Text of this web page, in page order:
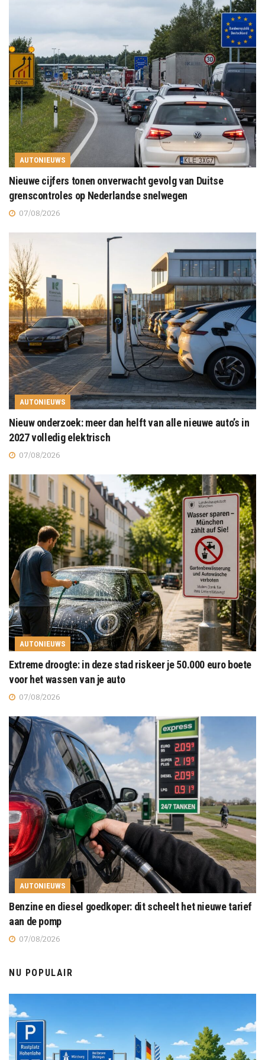
AUTONIEUWS
Nieuwe cijfers tonen onverwacht gevolg van Duitse
grenscontroles op Nederlandse snelwegen
07/08/2026
AUTONIEUWS
Nieuw onderzoek: meer dan helft van alle nieuwe auto’s in
2027 volledig elektrisch
07/08/2026
AUTONIEUWS
Extreme droogte: in deze stad riskeer je 50.000 euro boete
voor het wassen van je auto
07/08/2026
AUTONIEUWS
Benzine en diesel goedkoper: dit scheelt het nieuwe tarief
aan de pomp
07/08/2026
NU POPULAIR